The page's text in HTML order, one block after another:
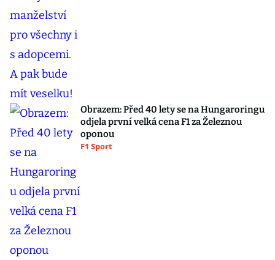
Obrazem: Před 40 lety se na Hungaroringu
odjela první velká cena F1 za Železnou
oponou
F1 Sport